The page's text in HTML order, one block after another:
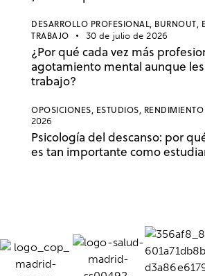
DESARROLLO PROFESIONAL, BURNOUT,
TRABAJO
30 de julio de 2026
¿Por qué cada vez más
agotamiento mental aunque
trabajo?
OPOSICIONES, ESTUDIOS, RENDIMIENTO
2026
Psicología del descanso: por
es tan importante como